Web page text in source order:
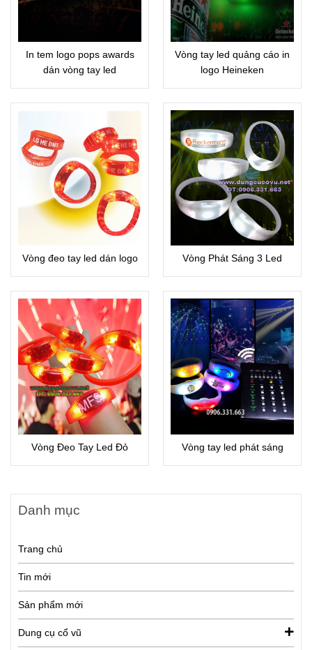
In tem logo pops awards
dán vòng tay led
Vòng tay led quảng cáo in
logo Heineken
Vòng đeo tay led dán logo Vòng Phát Sáng 3 Led
Vòng Đeo Tay Led Đỏ Vòng tay led phát sáng
Danh mục
Trang chủ
Tin mới
Sản phẩm mới
Dung cụ cổ vũ